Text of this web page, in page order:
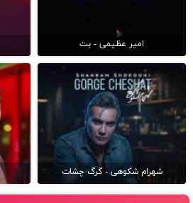
امیر عظیمی - بت
شهرام شکوهی - گرگ چشات